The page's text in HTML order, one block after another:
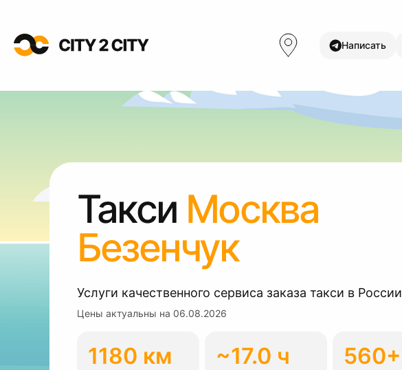
Написать
Такси Москва
Безенчук
Услуги качественного сервиса заказа такси в России
Цены актуальны на 06.08.2026
1180 км ~17.0 ч 560+